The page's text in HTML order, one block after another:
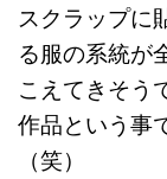
スクラップに
る服の系統が
こえてきそう
作品という事
（笑）